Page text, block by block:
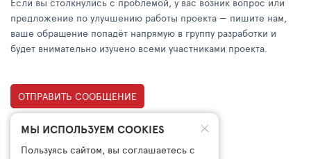
предложение по улучшению работы проекта — пишите нам,
ваше обращение попадёт напрямую в группу разработки и
будет внимательно изучено всеми участниками проекта.
ОТПРАВИТЬ СООБЩЕНИЕ
МЫ ИСПОЛЬЗУЕМ COOKIES
Пользуясь сайтом, вы соглашаетесь с